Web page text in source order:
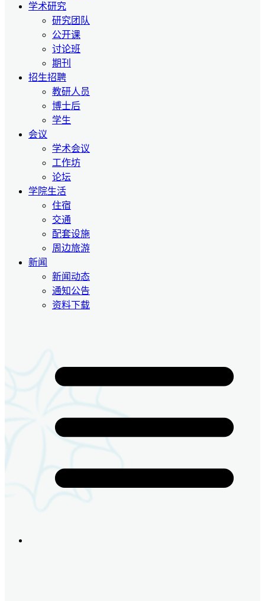
学术研究
研究团队
公开课
讨论班
期刊
招生招聘
教研人员
博士后
学生
会议
学术会议
工作坊
论坛
学院生活
住宿
交通
配套设施
周边旅游
新闻
新闻动态
通知公告
资料下载